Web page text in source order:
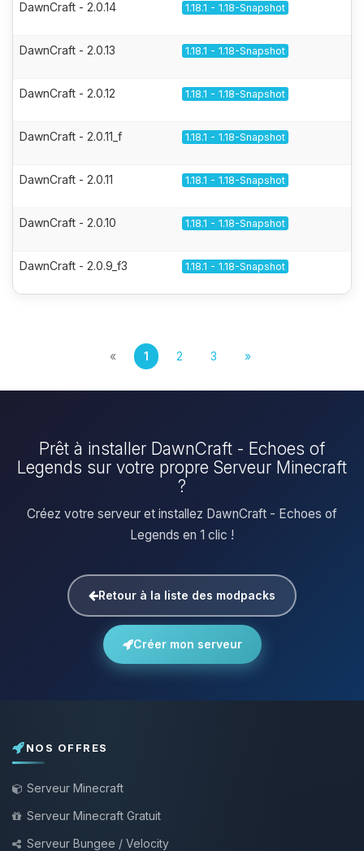
DawnCraft - 2.0.14 1.18.1 - 1.18-Snapshot
DawnCraft - 2.0.13 1.18.1 - 1.18-Snapshot
DawnCraft - 2.0.12 1.18.1 - 1.18-Snapshot
DawnCraft - 2.0.11_f 1.18.1 - 1.18-Snapshot
DawnCraft - 2.0.11 1.18.1 - 1.18-Snapshot
DawnCraft - 2.0.10 1.18.1 - 1.18-Snapshot
DawnCraft - 2.0.9_f3 1.18.1 - 1.18-Snapshot
« 1 2 3 »
Prêt à installer DawnCraft - Echoes of
Legends sur votre propre Serveur Minecraft
?
Créez votre serveur et installez DawnCraft - Echoes of
Legends en 1 clic !
Retour à la liste des modpacks
Créer mon serveur
NOS OFFRES
Serveur Minecraft
Serveur Minecraft Gratuit
Serveur Bungee / Velocity